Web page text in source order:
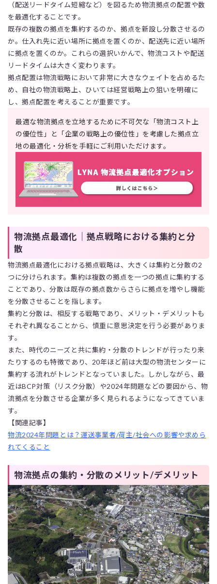
（配送リードタイム短縮など）を図るため物流拠点の配置や数
を最適化することです。
既存の複数の拠点を集約するのか、拠点を新設し分散させるの
か。仕入れ先に近い場所に拠点を置くのか、配送先に近い場所
に拠点を置くのか。これらの選択いかんで、物流コストや配送
リードタイムは大きく変わります。
拠点配置は物流戦略において非常に大きなウェイトを占めるた
め、自社の物流戦略上、ひいては経営戦略上の狙いを明確に
し、拠点配置を考えることが重要です。
最適な物流拠点を立地するために不可欠な「物流コスト上
の優位性」と「企業の戦略上の優位性」を考慮した拠点立
地の最適化・分析を手軽にご利用いただけます。
物流拠点最適化｜拠点戦略における集約と分
散
物流拠点最適化における拠点戦略は、大きくは集約と分散の2
つに分けられます。集約は複数の拠点を一つの拠点に集約する
ことであり、分散は既存の拠点数からさらに拠点を増やし機能
を分散させることを指します。
集約と分散は、相反する戦略であり、メリット・デメリットも
それぞれ異なることから、慎重に意思決定を行う必要がありま
す。
また、時代のニーズと共に集約・分散のトレンドが行ったり来
たりするのも特徴であり、20年ほど前は大型の物流センターに
集約する流れがトレンドとなっていました。しかしながら、最
近はBCP対策（リスク分散）や2024年問題などの要因から、物
流拠点を分散させる企業が多く見られるようになってきていま
す。
【関連記事】
物流2024年問題とは？運送事業者/荷主/社会への影響や求めら
れてくること
物流拠点の集約・分散のメリット/デメリット